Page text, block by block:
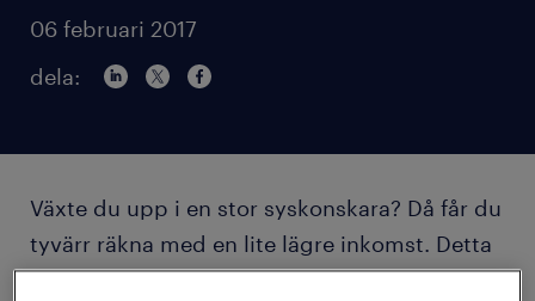
06 februari 2017
dela:
Växte du upp i en stor syskonskara? Då får du
tyvärr räkna med en lite lägre inkomst. Detta
enligt en ny avhandling från Umeå